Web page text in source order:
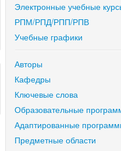
Электронные учебные
РПМ/РПД/РПП/РПВ
Учебные графики
Авторы
Кафедры
Ключевые слова
Образовательные
Адаптированные
Предметные области